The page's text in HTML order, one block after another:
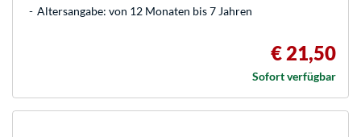
Altersangabe: von 12 Monaten bis 7 Jahren
€ 21,50
Sofort verfügbar